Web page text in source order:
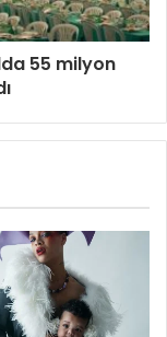
55 milyon